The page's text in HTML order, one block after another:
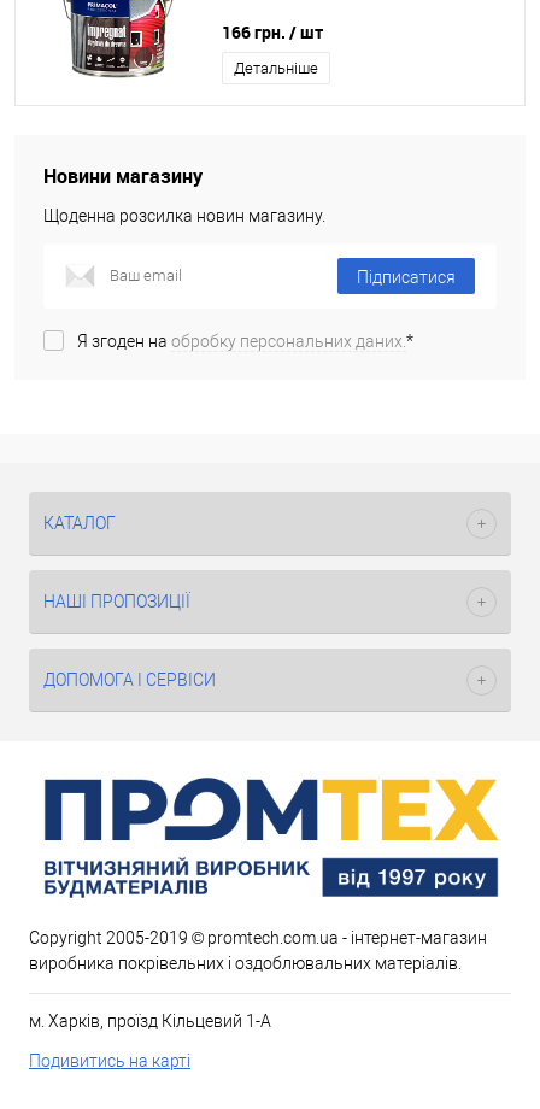
166 грн. / шт
Детальніше
Новини магазину
Щоденна розсилка новин магазину.
Підписатися
Я згоден на обробку персональних даних.*
КАТАЛОГ
НАШІ ПРОПОЗИЦІЇ
ДОПОМОГА І СЕРВІСИ
Copyright 2005-2019 © promtech.com.ua - інтернет-магазин
виробника покрівельних і оздоблювальних матеріалів.
м. Харків, проїзд Кільцевий 1-А
Подивитись на карті